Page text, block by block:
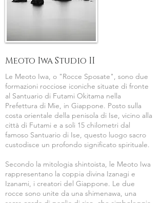
Meoto Iwa Studio II
Le Meoto Iwa, o "Rocce Sposate", sono due
formazioni rocciose iconiche situate di fronte
al Santuario di Futami Okitama nella
Prefettura di Mie, in Giappone. Posto sulla
costa orientale della penisola di Ise, vicino alla
città di Futami e a soli 15 chilometri dal
famoso Santuario di Ise, questo luogo sacro
custodisce un profondo significato spirituale.
Secondo la mitologia shintoista, le Meoto Iwa
rappresentano la coppia divina Izanagi e
Izanami, i creatori del Giappone. Le due
rocce sono unite da una shimenawa, una